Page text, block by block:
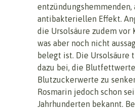
entzündungshemmenden,
antibakteriellen Effekt.
die Ursolsäure zudem vor
was aber noch nicht
belegt ist. Die Ursolsäure
dazu bei, die
Blutzuckerwerte zu
Rosmarin jedoch schon
Jahrhunderten bekannt.